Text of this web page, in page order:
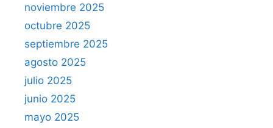
noviembre 2025
octubre 2025
septiembre 2025
agosto 2025
julio 2025
junio 2025
mayo 2025